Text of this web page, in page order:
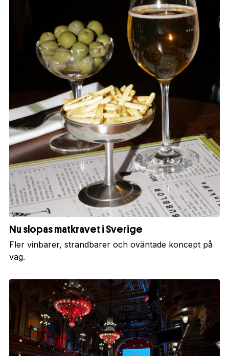
Nu slopas matkravet i Sverige
Fler vinbarer, strandbarer och oväntade koncept på
väg.